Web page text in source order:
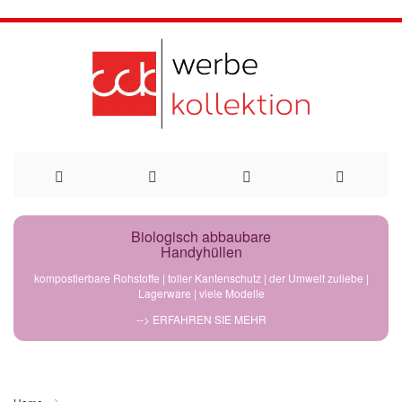
Direkt
Biologisch abbaubare
Handyhüllen
kompostierbare Rohstoffe | toller Kantenschutz | der Umwelt zuliebe |
Lagerware | viele Modelle
--> ERFAHREN SIE MEHR